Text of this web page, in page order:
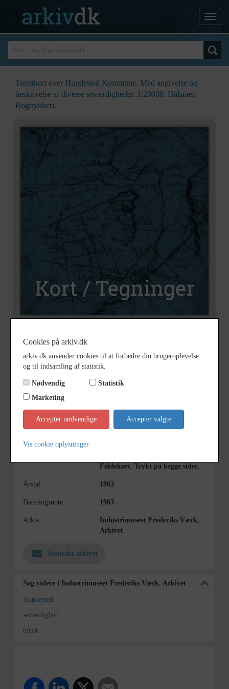
Turistkort over Hundested Kommune. Med angivelse og
beskrivelse af diverse seværdigheder. 1:20000. Halsnæs
Bogtrykkeri.
Nummer
Type Kort og tegninger
Hundested Kommune
beskrivelse af diverse
seværdigheder.
Bemærkning
Foldekort. Trykt på begge sider.
Årstal 1963
Dateringsnote 1963
Arkiv
Industrimuseet Frederiks Værk,
Arkivet
Kontakt arkivet
Søg videre i Industrimuseet Frederiks Værk, Arkivet
Hundested
seværdighed
turist
Cookies på arkiv.dk
arkiv.dk anvender cookies til at forbedre din brugeroplevelse
og til indsamling af statistik.
Nødvendig
Statistik
Marketing
Accepter nødvendige Accepter valgte
Vis cookie oplysninger